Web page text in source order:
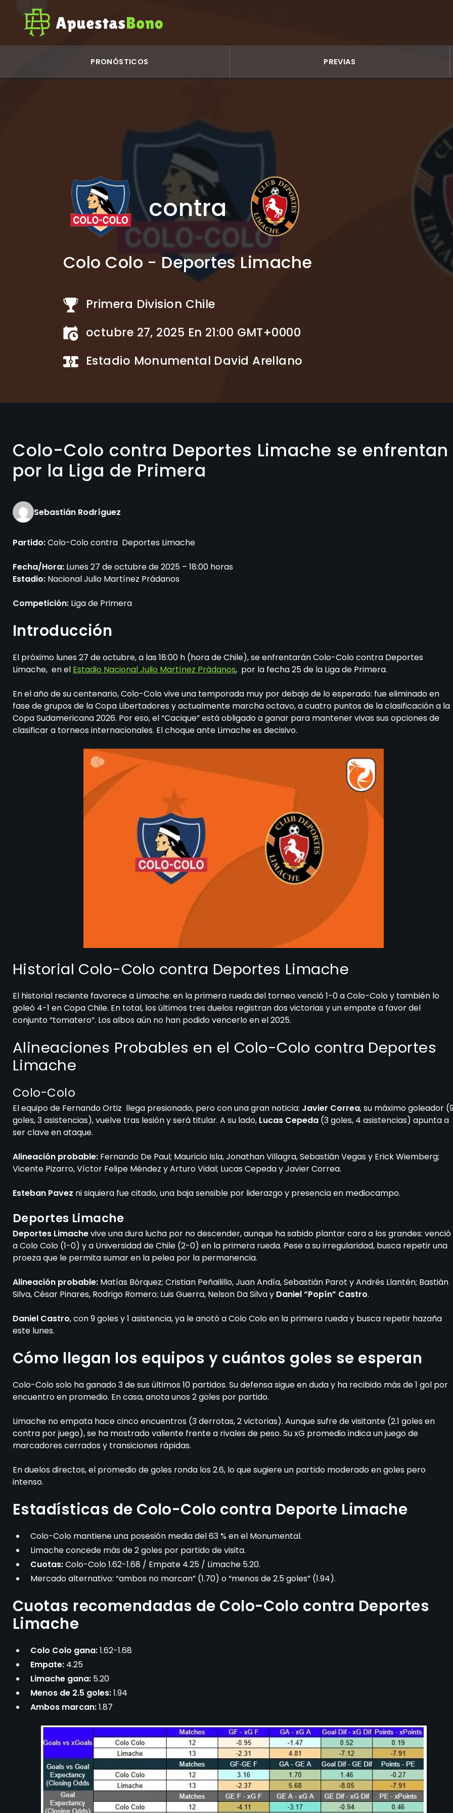
PRONÓSTICOS PREVIAS
contra
Colo Colo - Deportes Limache
Primera Division Chile
octubre 27, 2025 En 21:00 GMT+0000
Estadio Monumental David Arellano
Colo-Colo contra Deportes Limache se enfrentan
por la Liga de Primera
Sebastián Rodríguez
Partido:Colo-Colo contra Deportes Limache
Fecha/Hora: Lunes 27 de octubre de 2025 – 18:00 horas
Estadio: Nacional Julio Martínez Prádanos
Competición: Liga de Primera
Introducción
El próximo lunes 27 de octubre, a las 18:00 h (hora de Chile), se enfrentarán Colo-Colo contra Deportes
Limache, en el Estadio Nacional Julio Martínez Prádanos, por la fecha 25 de la Liga de Primera.
En el año de su centenario, Colo-Colo vive una temporada muy por debajo de lo esperado: fue eliminado en
fase de grupos de la Copa Libertadores y actualmente marcha octavo, a cuatro puntos de la clasificación a la
Copa Sudamericana 2026. Por eso, el “Cacique” está obligado a ganar para mantener vivas sus opciones de
clasificar a torneos internacionales. El choque ante Limache es decisivo.
Historial Colo-Colo contra Deportes Limache
El historial reciente favorece a Limache: en la primera rueda del torneo venció 1-0 a Colo-Colo y también lo
goleó 4-1 en Copa Chile. En total, los últimos tres duelos registran dos victorias y un empate a favor del
conjunto “tomatero”. Los albos aún no han podido vencerlo en el 2025.
Alineaciones Probables en el Colo-Colo contra Deportes
Limache
Colo-Colo
El equipo de Fernando Ortiz llega presionado, pero con una gran noticia: Javier Correa, su máximo goleador
goles, 3 asistencias), vuelve tras lesión y será titular. A su lado, Lucas Cepeda (3 goles, 4 asistencias) apunta a
ser clave en ataque.
Alineación probable: Fernando De Paul; Mauricio Isla, Jonathan Villagra, Sebastián Vegas y Erick Wiemberg;
Vicente Pizarro, Víctor Felipe Méndez y Arturo Vidal; Lucas Cepeda y Javier Correa.
Esteban Pavez ni siquiera fue citado, una baja sensible por liderazgo y presencia en mediocampo.
Deportes Limache
Deportes Limachevive una dura lucha por no descender, aunque ha sabido plantar cara a los grandes: venció
a Colo Colo (1-0) y a Universidad de Chile (2-0) en la primera rueda. Pese a su irregularidad, busca repetir una
proeza que le permita sumar en la pelea por la permanencia.
Alineación probable: Matías Bórquez; Cristian Peñailillo, Juan Andía, Sebastián Parot y Andrés Llantén; Bastián
Silva, César Pinares, Rodrigo Romero; Luis Guerra, Nelson Da Silva y Daniel “Popín” Castro.
Daniel Castro, con 9 goles y 1 asistencia, ya le anotó a Colo Colo en la primera rueda y busca repetir hazaña
este lunes.
Cómo llegan los equipos y cuántos goles se esperan
Colo-Colo solo ha ganado 3 de sus últimos 10 partidos. Su defensa sigue en duda y ha recibido más de 1 gol por
encuentro en promedio. En casa, anota unos 2 goles por partido.
Limache no empata hace cinco encuentros (3 derrotas, 2 victorias). Aunque sufre de visitante (2.1 goles en
contra por juego), se ha mostrado valiente frente a rivales de peso. Su xG promedio indica un juego de
marcadores cerrados y transiciones rápidas.
En duelos directos, el promedio de goles ronda los 2.6, lo que sugiere un partido moderado en goles pero
intenso.
Estadísticas de Colo-Colo contra Deporte Limache
Colo-Colo mantiene una posesión media del 63 % en el Monumental.
Limache concede más de 2 goles por partido de visita.
Cuotas:Colo-Colo 1.62-1.68 / Empate 4.25 / Limache 5.20.
Mercado alternativo: “ambos no marcan” (1.70) o “menos de 2.5 goles” (1.94).
Cuotas recomendadas de Colo-Colo contra Deportes
Limache
Colo Colo gana:1.62-1.68
Empate: 4.25
Limache gana: 5.20
Menos de 2.5 goles:1.94
Ambos marcan:1.87